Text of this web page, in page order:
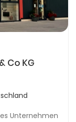
Co KG
Unternehmen